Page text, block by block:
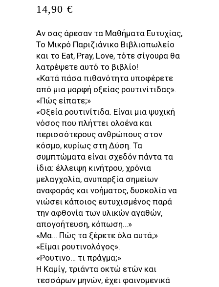
14,90 €
Αν σας άρεσαν τα Μαθήματα Ευτυχίας,
Το Μικρό Παριζιάνικο Βιβλιοπωλείο
και το Eat, Pray, Love, τότε σίγουρα θα
λατρέψετε αυτό το βιβλίο!
«Κατά πάσα πιθανότητα υποφέρετε
από μια μορφή οξείας ρουτινίτιδας».
«Πώς είπατε;»
«Οξεία ρουτινίτιδα. Είναι μια ψυχική
νόσος που πλήττει ολοένα και
περισσότερους ανθρώπους στον
κόσμο, κυρίως στη Δύση. Τα
συμπτώματα είναι σχεδόν πάντα τα
ίδια: έλλειψη κινήτρου, χρόνια
μελαγχολία, ανυπαρξία σημείων
αναφοράς και νοήματος, δυσκολία να
νιώσει κάποιος ευτυχισμένος παρά
την αφθονία των υλικών αγαθών,
απογοήτευση, κόπωση…»
«Μα… Πώς τα ξέρετε όλα αυτά;»
«Είμαι ρουτινολόγος».
«Ρουτινο… τι πράγμα;»
Η Καμίγ, τριάντα οκτώ ετών και
τεσσάρων μηνών, έχει φαινομενικά